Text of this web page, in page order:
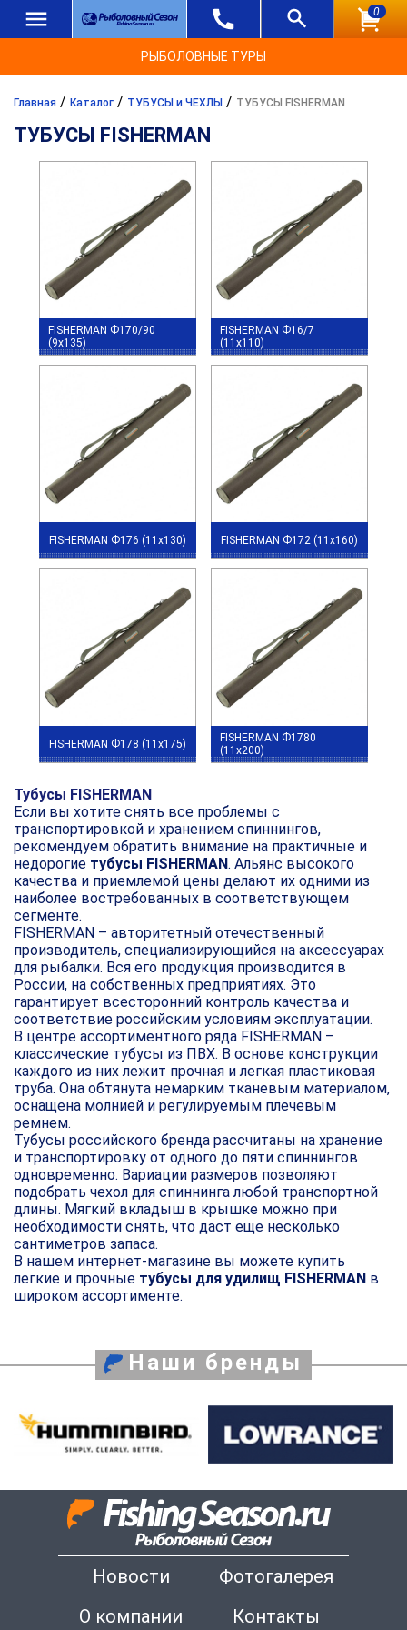
0
РЫБОЛОВНЫЕ ТУРЫ
Главная / Каталог / ТУБУСЫ и ЧЕХЛЫ / ТУБУСЫ FISHERMAN
ТУБУСЫ FISHERMAN
FISHERMAN Ф170/90
(9x135)
FISHERMAN Ф16/7
(11x110)
FISHERMAN Ф176 (11x130) FISHERMAN Ф172 (11x160)
FISHERMAN Ф178 (11x175)
FISHERMAN Ф1780
(11x200)
Тубусы FISHERMAN
Если вы хотите снять все проблемы с
транспортировкой и хранением спиннингов,
рекомендуем обратить внимание на практичные и
недорогие тубусы FISHERMAN. Альянс высокого
качества и приемлемой цены делают их одними из
наиболее востребованных в соответствующем
сегменте.
FISHERMAN – авторитетный отечественный
производитель, специализирующийся на аксессуарах
для рыбалки. Вся его продукция производится в
России, на собственных предприятиях. Это
гарантирует всесторонний контроль качества и
соответствие российским условиям эксплуатации.
В центре ассортиментного ряда FISHERMAN –
классические тубусы из ПВХ. В основе конструкции
каждого из них лежит прочная и легкая пластиковая
труба. Она обтянута немарким тканевым материалом,
оснащена молнией и регулируемым плечевым
ремнем.
Тубусы российского бренда рассчитаны на хранение
и транспортировку от одного до пяти спиннингов
одновременно. Вариации размеров позволяют
подобрать чехол для спиннинга любой транспортной
длины. Мягкий вкладыш в крышке можно при
необходимости снять, что даст еще несколько
сантиметров запаса.
В нашем интернет-магазине вы можете купить
легкие и прочные тубусы для удилищ FISHERMAN в
широком ассортименте.
Наши бренды
Новости
Фотогалерея
О компании
Контакты